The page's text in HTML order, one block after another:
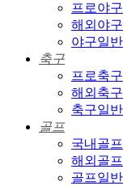
프로야구
해외야구
야구일반
축구
프로축구
해외축구
축구일반
골프
국내골프
해외골프
골프일반